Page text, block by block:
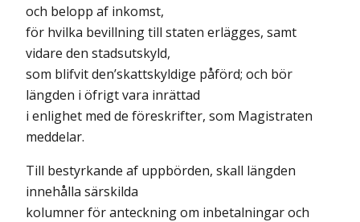
och belopp af inkomst,
för hvilka bevillning till staten erlägges, samt
vidare den stadsutskyld,
som blifvit den’skattskyldige påförd; och bör
längden i öfrigt vara inrättad
i enlighet med de föreskrifter, som Magistraten
meddelar.
Till bestyrkande af uppbörden, skall längden
innehålla särskilda
kolumner för anteckning om inbetalningar och